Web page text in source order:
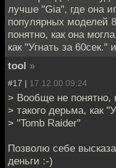
лучше "Gia", где она
популярных моделей
понятно, как она
как "Угнать за 60сек."
tool »
#17 | 17.12.00 09:24
> Вообще не понятно,
> такого дерьма, как
> "Tomb Raider"
Позволю себе
деньги :-)